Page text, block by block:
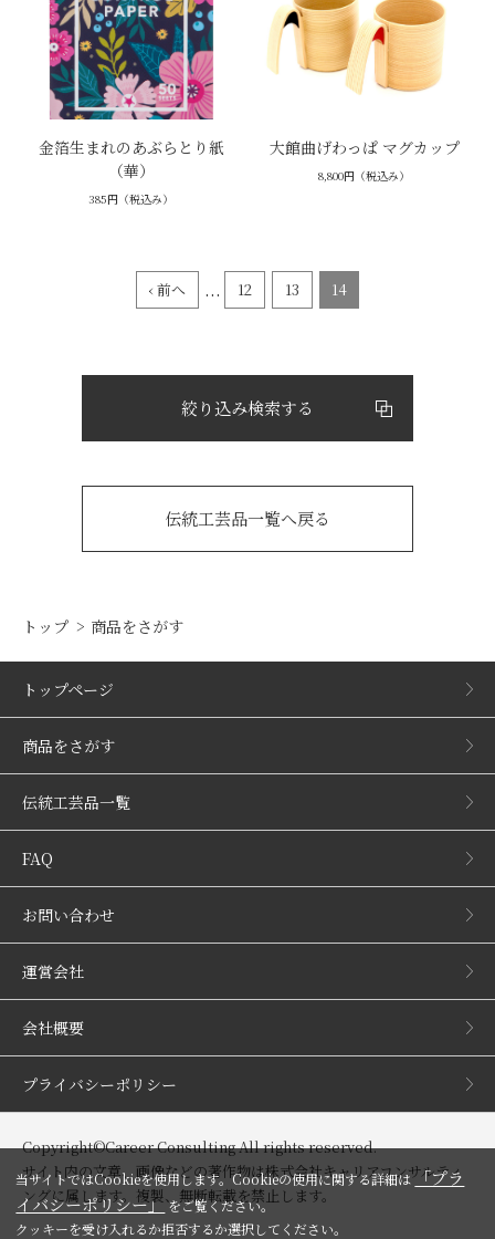
金箔生まれのあぶらとり紙
（華）
385円（税込み）
大館曲げわっぱ マグカップ
8,800円（税込み）
‹ 前へ ... 12 13 14
絞り込み検索する
伝統工芸品一覧へ戻る
トップ 商品をさがす
トップページ
商品をさがす
伝統工芸品一覧
FAQ
お問い合わせ
運営会社
会社概要
プライバシーポリシー
Copyright©Career Consulting All rights reserved.
サイト内の文章、画像などの著作物は株式会社キャリアコンサルティ
ングに属します。複製、無断転載を禁止します。
当サイトではCookieを使用します。Cookieの使用に関する詳細は「プラ
イバシーポリシー」をご覧ください。
クッキーを受け入れるか拒否するか選択してください。